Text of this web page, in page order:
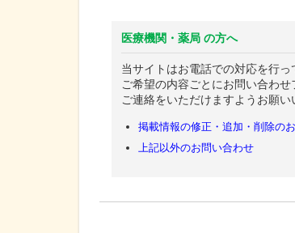
医療機関・薬局 の方へ
当サイトはお電話での対応を行っ
ご希望の内容ごとにお問い合わ
ご連絡をいただけますようお願い
掲載情報の修正・追加・削除の
上記以外のお問い合わせ